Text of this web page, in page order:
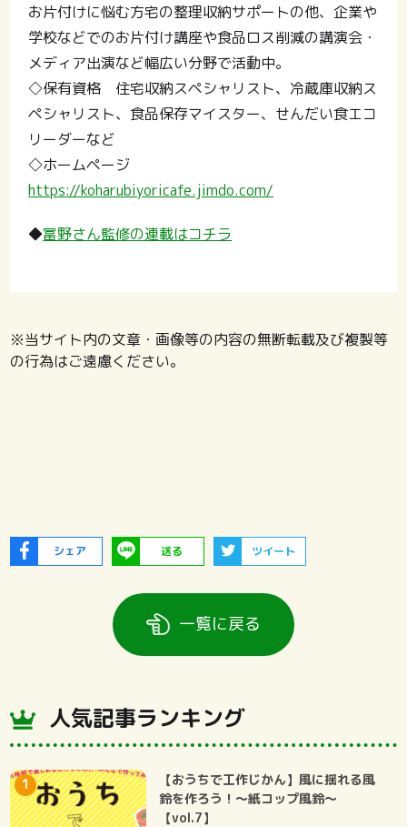
お片付けに悩む方宅の整理収納サポートの他、企業や
学校などでのお片付け講座や食品ロス削減の講演会・
メディア出演など幅広い分野で活動中。
◇保有資格 住宅収納スペシャリスト、冷蔵庫収納ス
ペシャリスト、食品保存マイスター、せんだい食エコ
リーダーなど
◇ホームページ
https://koharubiyoricafe.jimdo.com/
◆冨野さん監修の連載はコチラ
※当サイト内の文章・画像等の内容の無断転載及び複製等
の行為はご遠慮ください。
シェア 送る ツイート
一覧に戻る
人気記事ランキング
【おうちで工作じかん】風に揺れる風
鈴を作ろう！～紙コップ風鈴～
【vol.7】